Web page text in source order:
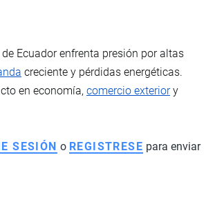
Ecuador enfrenta presión por altas
creciente y pérdidas energéticas.
en economía, comercio exteriory
SESIÓN o REGISTRESE para enviar